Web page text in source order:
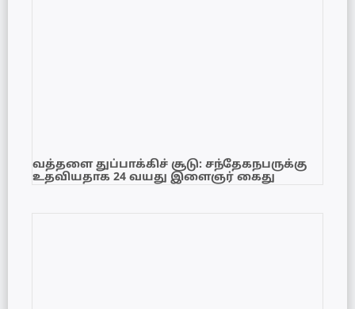
வத்தளை துப்பாக்கிச் சூடு: சந்தேகநபருக்கு
உதவியதாக 24 வயது இளைஞர் கைது